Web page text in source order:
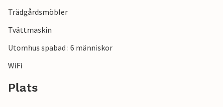
Trädgårdsmöbler
Tvättmaskin
Utomhus spabad : 6 människor
WiFi
Plats